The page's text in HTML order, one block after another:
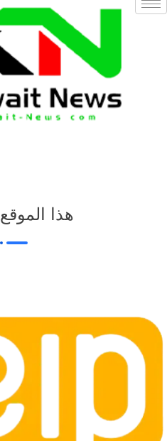
NE
News Elementor
هذا الموقع